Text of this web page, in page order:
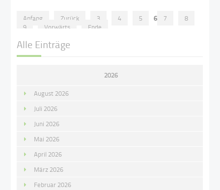
Anfang Zurück 3 4 5 6 7
8
9
Vorwärts Ende
Alle Einträge
2026
August 2026
Juli 2026
Juni 2026
Mai 2026
April 2026
März 2026
Februar 2026